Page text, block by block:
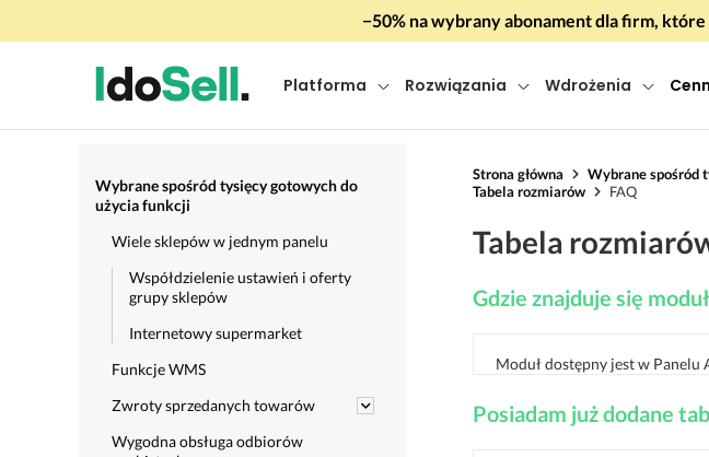
−50% na wybrany abonament dla firm,
Platforma Rozwiązania Wdrożenia
Wybrane spośród tysięcy gotowych do
użycia funkcji
Wiele sklepów w jednym panelu
Współdzielenie ustawień i oferty
grupy sklepów
Internetowy supermarket
Funkcje WMS
Zwroty sprzedanych towarów
Wygodna obsługa odbiorów
Strona główna Wybrane spośród
Tabela rozmiarów
FAQ
Tabela
Gdzie znajduje się
Moduł dostępny jest w
Posiadam już dodane